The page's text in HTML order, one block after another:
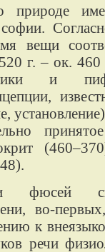
природе
вещи
г. – ок.
и
фюсей
во-
к
речи